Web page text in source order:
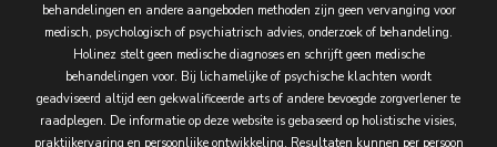
behandelingen en andere aangeboden methoden zijn geen vervanging voor
medisch, psychologisch of psychiatrisch advies, onderzoek of behandeling.
Holinez stelt geen medische diagnoses en schrijft geen medische
behandelingen voor. Bij lichamelijke of psychische klachten wordt
geadviseerd altijd een gekwalificeerde arts of andere bevoegde zorgverlener te
raadplegen. De informatie op deze website is gebaseerd op holistische visies,
praktijkervaring en persoonlijke ontwikkeling. Resultaten kunnen per persoon